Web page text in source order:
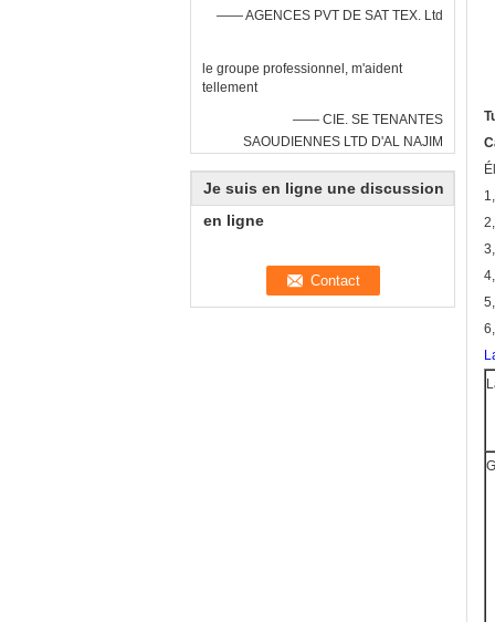
—— AGENCES PVT DE SAT TEX. Ltd
le groupe professionnel, m'aident
tellement
—— CIE. SE TENANTES
SAOUDIENNES LTD D'AL NAJIM
Je suis en ligne une discussion
en ligne